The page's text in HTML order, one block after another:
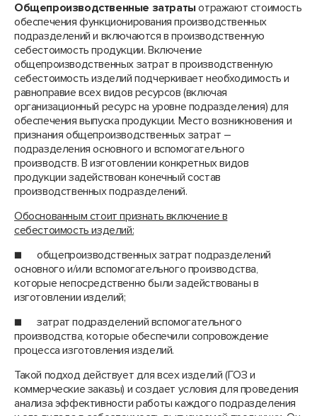
Общепроизводственные затраты отражают стоимость
обеспечения функционирования производственных
подразделений и включаются в производственную
себестоимость продукции. Включение
общепроизводственных затрат в производственную
себестоимость изделий подчеркивает необходимость и
равноправие всех видов ресурсов (включая
организационный ресурс на уровне подразделения) для
обеспечения выпуска продукции. Место возникновения и
признания общепроизводственных затрат –
подразделения основного и вспомогательного
производств. В изготовлении конкретных видов
продукции задействован конечный состав
производственных подразделений.
Обоснованным стоит признать включение в
себестоимость изделий:
■ общепроизводственных затрат подразделений
основного и/или вспомогательного производства,
которые непосредственно были задействованы в
изготовлении изделий;
■ затрат подразделений вспомогательного
производства, которые обеспечили сопровождение
процесса изготовления изделий.
Такой подход действует для всех изделий (ГОЗ и
коммерческие заказы) и создает условия для проведения
анализа эффективности работы каждого подразделения